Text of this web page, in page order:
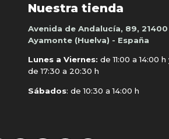
Nuestra tienda
Avenida de Andalucía, 89, 21400
Ayamonte (Huelva) - España
Lunes a Viernes: de 11:00 a 14:00 h
de 17:30 a 20:30 h
Sábados: de 10:30 a 14:00 h